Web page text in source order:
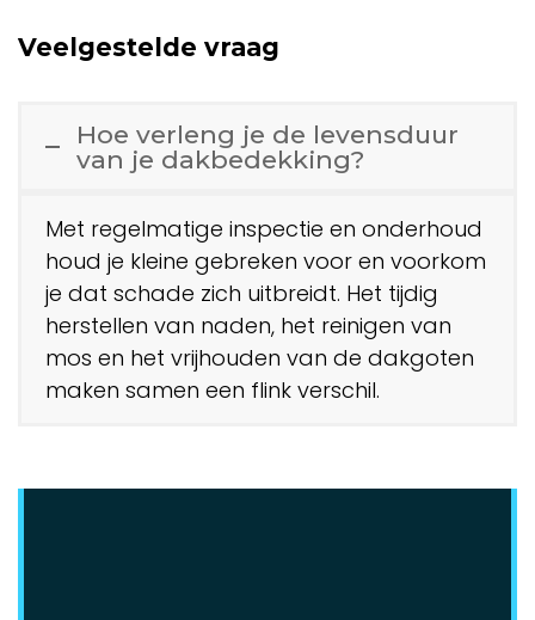
Veelgestelde vraag
Hoe verleng je de levensduur
van je dakbedekking?
Met regelmatige inspectie en onderhoud
houd je kleine gebreken voor en voorkom
je dat schade zich uitbreidt. Het tijdig
herstellen van naden, het reinigen van
mos en het vrijhouden van de dakgoten
maken samen een flink verschil.